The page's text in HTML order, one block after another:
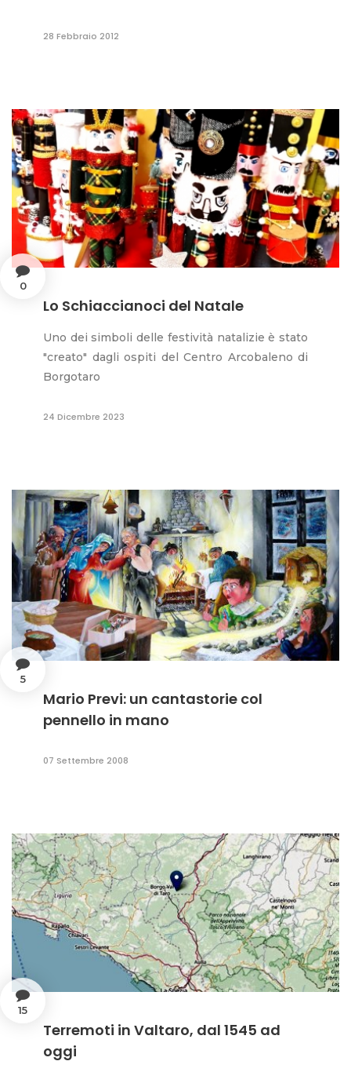
28 Febbraio 2012
0
Lo Schiaccianoci del Natale
Uno dei simboli delle festività natalizie è stato
"creato" dagli ospiti del Centro Arcobaleno di
Borgotaro
24 Dicembre 2023
5
Mario Previ: un cantastorie col
pennello in mano
07 Settembre 2008
15
Terremoti in Valtaro, dal 1545 ad
oggi